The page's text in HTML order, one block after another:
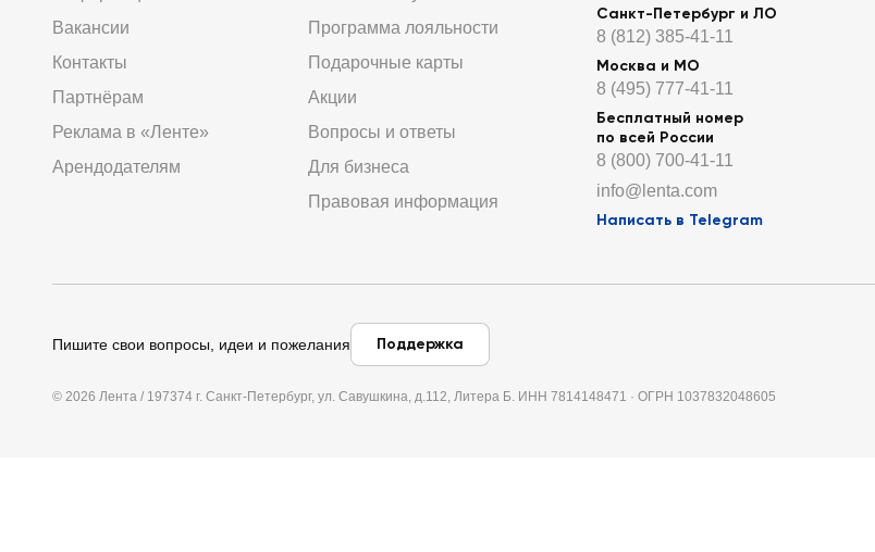
Вакансии
Контакты
Партнёрам
Реклама в «Ленте»
Арендодателям
Программа лояльности
Подарочные карты
Акции
Вопросы и ответы
Для бизнеса
Правовая информация
Санкт-Петербург и ЛО
8 (812) 385-41-11
Москва и МО
8 (495) 777-41-11
Бесплатный номер
по всей России
8 (800) 700-41-11
info@lenta.com
Написать в Telegram
Пишите свои вопросы, идеи и пожелания Поддержка
© 2026 Лента / 197374 г. Санкт-Петербург, ул. Савушкина, д.112, Литера Б. ИНН 7814148471 · ОГРН 1037832048605